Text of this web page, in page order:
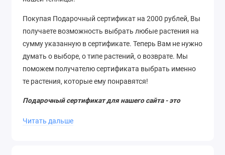
Покупая Подарочный сертификат на 2000 рублей, Вы
получаете возможность выбрать любые растения на
сумму указанную в сертификате. Теперь Вам не нужно
думать о выборе, о типе растений, о возврате. Мы
поможем получателю сертификата выбрать именно
те растения, которые ему понравятся!
Подарочный сертификат для нашего сайта - это
берёте сертификат на подарок, то обратитесь к
Читать дальше